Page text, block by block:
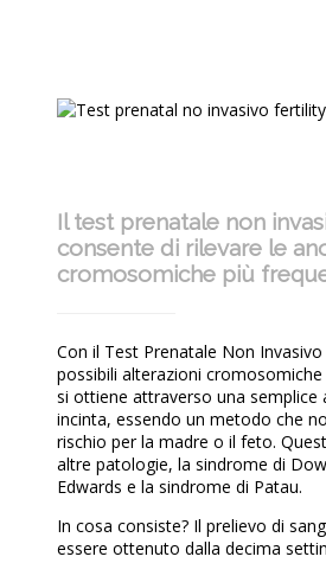
Il test prenatale non
consente di rilevare le
cromosomiche più
Con il Test Prenatale Non
possibili alterazioni
si ottiene attraverso una semplice
incinta, essendo un metodo che
rischio per la madre o il feto.
altre patologie, la sindrome di
Edwards e la sindrome di Patau.
In cosa consiste? Il prelievo di
essere ottenuto dalla decima